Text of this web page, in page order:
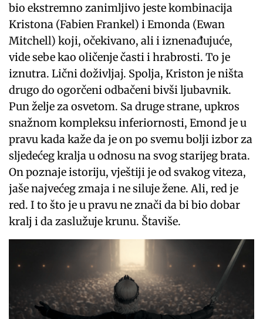
bio ekstremno zanimljivo jeste kombinacija
Kristona (Fabien Frankel) i Emonda (Ewan
Mitchell) koji, očekivano, ali i iznenađujuće,
vide sebe kao oličenje časti i hrabrosti. To je
iznutra. Lični doživljaj. Spolja, Kriston je ništa
drugo do ogorčeni odbačeni bivši ljubavnik.
Pun želje za osvetom. Sa druge strane, upkros
snažnom kompleksu inferiornosti, Emond je u
pravu kada kaže da je on po svemu bolji izbor za
sljedećeg kralja u odnosu na svog starijeg brata.
On poznaje istoriju, vještiji je od svakog viteza,
jaše najvećeg zmaja i ne siluje žene. Ali, red je
red. I to što je u pravu ne znači da bi bio dobar
kralj i da zaslužuje krunu. Štaviše.